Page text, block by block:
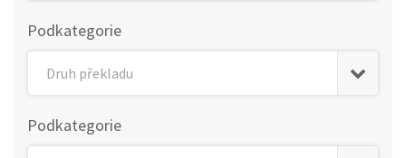
Podkategorie
Podkategorie